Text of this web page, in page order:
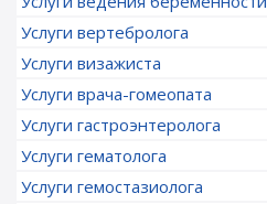
Услуги вертебролога
Услуги визажиста
Услуги врача-гомеопата
Услуги гастроэнтеролога
Услуги гематолога
Услуги гемостазиолога